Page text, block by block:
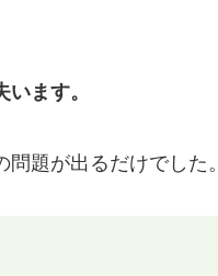
ます。
題が出るだけでした。